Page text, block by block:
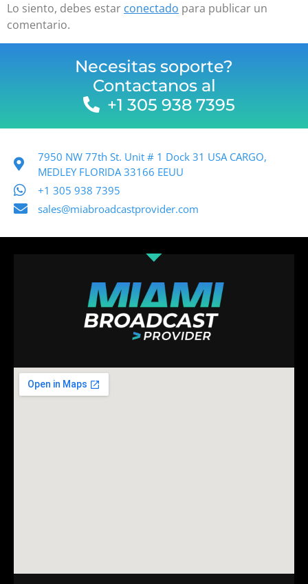
Lo siento, debes estar conectado para publicar un
comentario.
Necesitas soporte?
Contactanos al
+1 305 938 7395
7950 NW 77th St. Unit # 1 Dock 31 USA CARGO,
MEDLEY FLORIDA 33166 EEUU
+1 305 938 7395
sales@miabroadcastprovider.com